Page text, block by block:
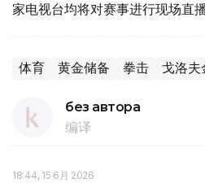
家电视台均将对赛事进行现场直
体育 黄金储备 拳击 戈洛夫
без автора
编译
18:44, 15 6月 2026